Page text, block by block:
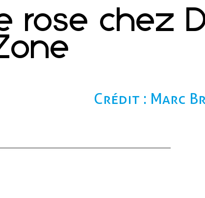
rose chez
Crédit : Marc